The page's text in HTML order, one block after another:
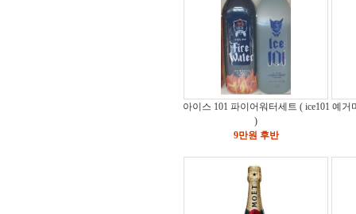
아이스 101 파이어워터세트 ( ice101
)
9만원 후반
예거